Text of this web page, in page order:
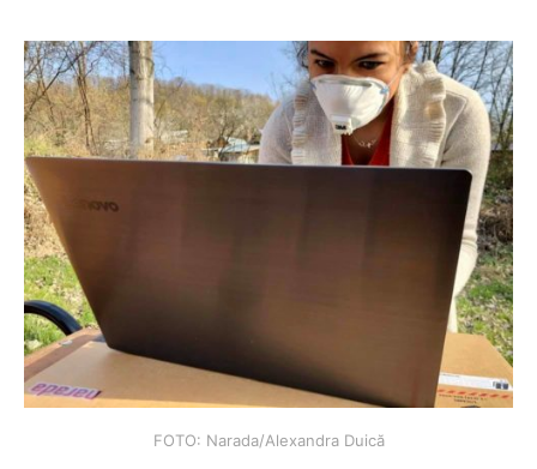
FOTO: Narada/Alexandra Duică